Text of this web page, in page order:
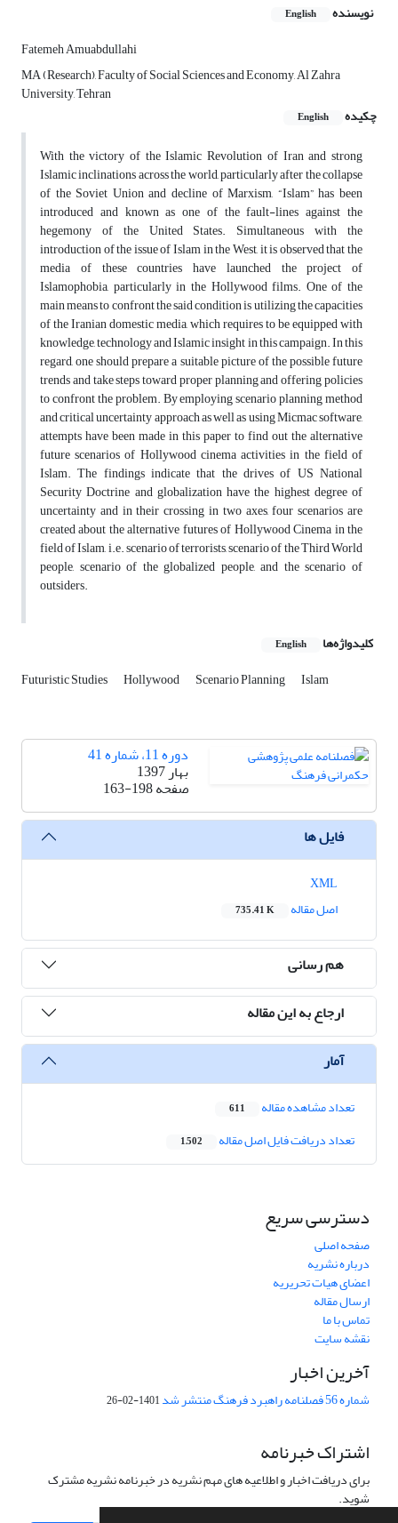
نویسنده English
Fatemeh Amuabdullahi
MA (Research), Faculty of Social Sciences and Economy, Al Zahra
University, Tehran
چکیده
English
With the victory of the Islamic Revolution of Iran and strong
Islamic inclinations across the world, particularly after the collapse
of the Soviet Union and decline of Marxism, “Islam” has been
introduced and known as one of the fault-lines against the
hegemony of the United States. Simultaneous with the
introduction of the issue of Islam in the West, it is observed that the
media of these countries have launched the project of
Islamophobia, particularly in the Hollywood films. One of the
main means to confront the said condition is utilizing the capacities
of the Iranian domestic media, which requires to be equipped with
knowledge, technology and Islamic insight in this campaign. In this
regard, one should prepare a suitable picture of the possible future
trends and take steps toward proper planning and offering policies
to confront the problem. By employing scenario planning method
and critical uncertainty approach as well as using Micmac software,
attempts have been made in this paper to find out the alternative
future scenarios of Hollywood cinema activities in the field of
Islam. The findings indicate that the drives of US National
Security Doctrine and globalization have the highest degree of
uncertainty and in their crossing in two axes, four scenarios are
created about the alternative futures of Hollywood Cinema in the
field of Islam, i.e. scenario of terrorists, scenario of the Third World
people, scenario of the globalized people, and the scenario of
outsiders.
کلیدواژه‌ها English
Futuristic Studies Hollywood Scenario Planning Islam
دوره 11، شماره 41
بهار 1397
صفحه163-198
فایل ها
اصل مقاله
735.41 K
هم رسانی
ارجاع به این مقاله
آمار
تعداد مشاهده مقاله 611
تعداد دریافت فایل اصل مقاله 1,502
دسترسی سریع
صفحه اصلی
درباره نشریه
اعضای هیات تحریریه
ارسال مقاله
تماس با ما
نقشه سایت
آخرین اخبار
شماره 56 فصلنامه راهبرد فرهنگ منتشر شد 1401-02-26
اشتراک خبرنامه
برای دریافت اخبار و اطلاعیه های مهم نشریه در خبرنامه نشریه مشترک
شوید.